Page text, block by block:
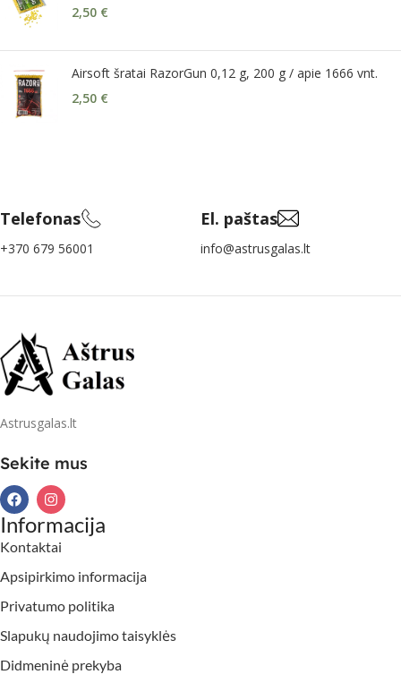
2,50 €
Airsoft šratai RazorGun 0,12 g, 200 g / apie 1666 vnt.
2,50 €
Telefonas
+370 679 56001
El. paštas
info@astrusgalas.lt
Astrusgalas.lt
Sekite mus
Informacija
Kontaktai
Apsipirkimo informacija
Privatumo politika
Slapukų naudojimo taisyklės
Didmeninė prekyba